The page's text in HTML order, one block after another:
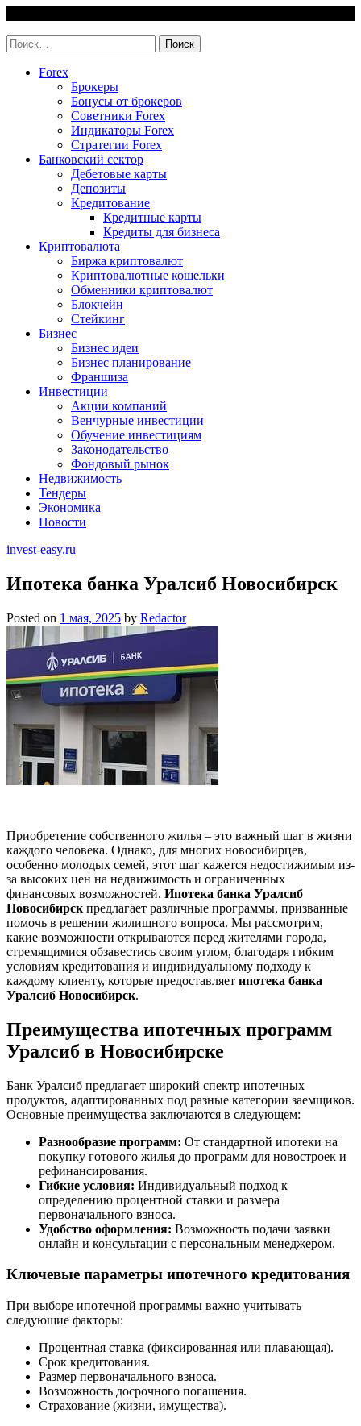
content
Найти:
Forex
Брокеры
Бонусы от брокеров
Советники Forex
Индикаторы Forex
Стратегии Forex
Банковский сектор
Дебетовые карты
Депозиты
Кредитование
Кредитные карты
Кредиты для бизнеса
Криптовалюта
Биржа криптовалют
Криптовалютные кошельки
Обменники криптовалют
Блокчейн
Стейкинг
Бизнес
Бизнес идеи
Бизнес планирование
Франшиза
Инвестиции
Акции компаний
Венчурные инвестиции
Обучение инвестициям
Законодательство
Фондовый рынок
Недвижимость
Тендеры
Экономика
Новости
invest-easy.ru
Ипотека банка Уралсиб Новосибирск
Posted on 1 мая, 2025 by Redactor
Приобретение собственного жилья – это важный шаг в жизни
каждого человека. Однако, для многих новосибирцев,
особенно молодых семей, этот шаг кажется недостижимым из-
за высоких цен на недвижимость и ограниченных
финансовых возможностей. Ипотека банка Уралсиб
Новосибирск предлагает различные программы, призванные
помочь в решении жилищного вопроса. Мы рассмотрим,
какие возможности открываются перед жителями города,
стремящимися обзавестись своим углом, благодаря гибким
условиям кредитования и индивидуальному подходу к
каждому клиенту, которые предоставляет ипотека банка
Уралсиб Новосибирск.
Преимущества ипотечных программ
Уралсиб в Новосибирске
Банк Уралсиб предлагает широкий спектр ипотечных
продуктов, адаптированных под разные категории заемщиков.
Основные преимущества заключаются в следующем:
Разнообразие программ: От стандартной ипотеки на
покупку готового жилья до программ для новостроек и
рефинансирования.
Гибкие условия: Индивидуальный подход к
определению процентной ставки и размера
первоначального взноса.
Удобство оформления: Возможность подачи заявки
онлайн и консультации с персональным менеджером.
Ключевые параметры ипотечного кредитования
При выборе ипотечной программы важно учитывать
следующие факторы:
Процентная ставка (фиксированная или плавающая).
Срок кредитования.
Размер первоначального взноса.
Возможность досрочного погашения.
Страхование (жизни, имущества).